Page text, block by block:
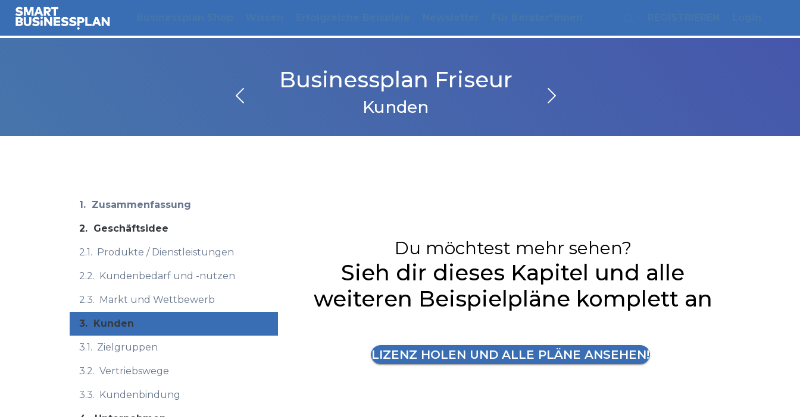
Businessplan Friseur
Kunden
1. Zusammenfassung
2. Geschäftsidee
2.1. Produkte / Dienstleistungen
2.2. Kundenbedarf und -nutzen
2.3. Markt und Wettbewerb
3. Kunden
3.1. Zielgruppen
3.2. Vertriebswege
3.3. Kundenbindung
Du möchtest mehr sehen?
Sieh dir dieses Kapitel und alle
weiteren Beispielpläne komplett an
LIZENZ HOLEN UND ALLE PLÄNE ANSEHEN!